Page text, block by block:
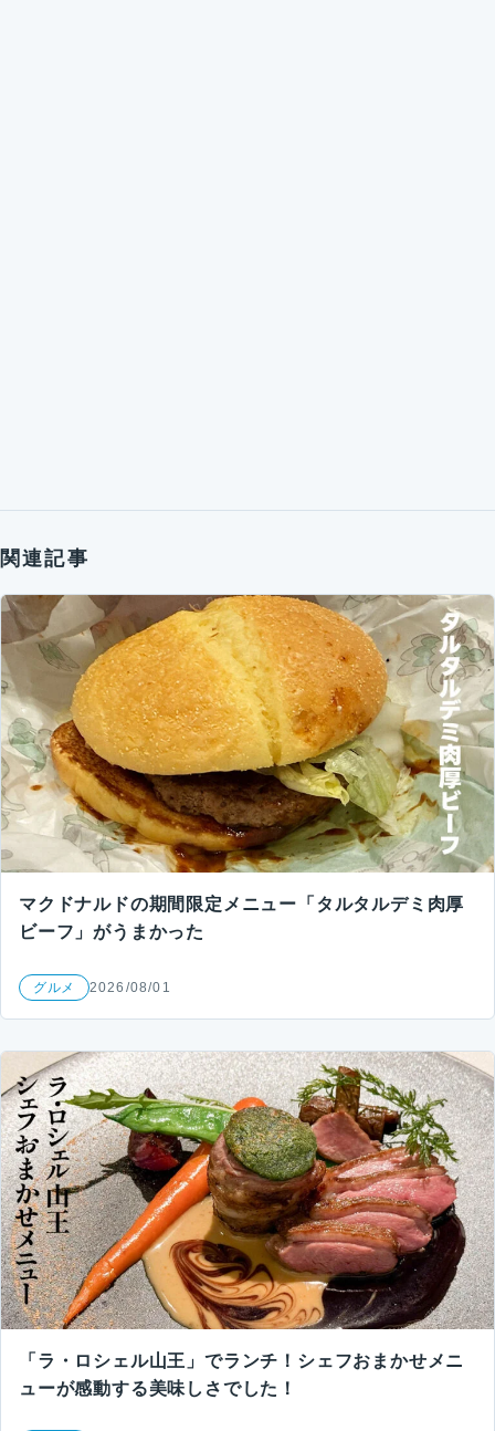
関連記事
マクドナルドの期間限定メニュー「タルタルデミ肉厚
ビーフ」がうまかった
グルメ 2026/08/01
「ラ・ロシェル山王」でランチ！シェフおまかせメニ
ューが感動する美味しさでした！